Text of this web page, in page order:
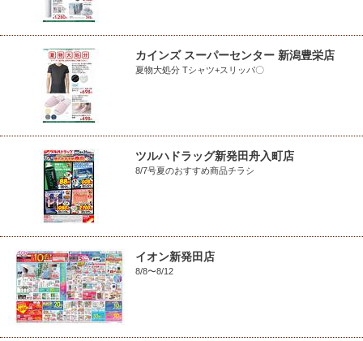
カインズ スーパーセンター 新潟豊栄店
夏物大処分 Tシャツ+スリッパ〇
ツルハドラッグ新発田舟入町店
8/7号夏のおすすめ商品チラシ
イオン新発田店
8/8〜8/12